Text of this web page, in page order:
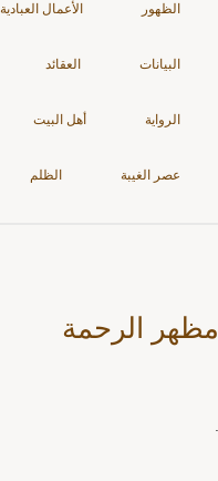
الظهور الأعمال العبادية
البيانات العقائد
الرواية أهل البيت
عصر الغيبة الظلم
مظهر الرحمة